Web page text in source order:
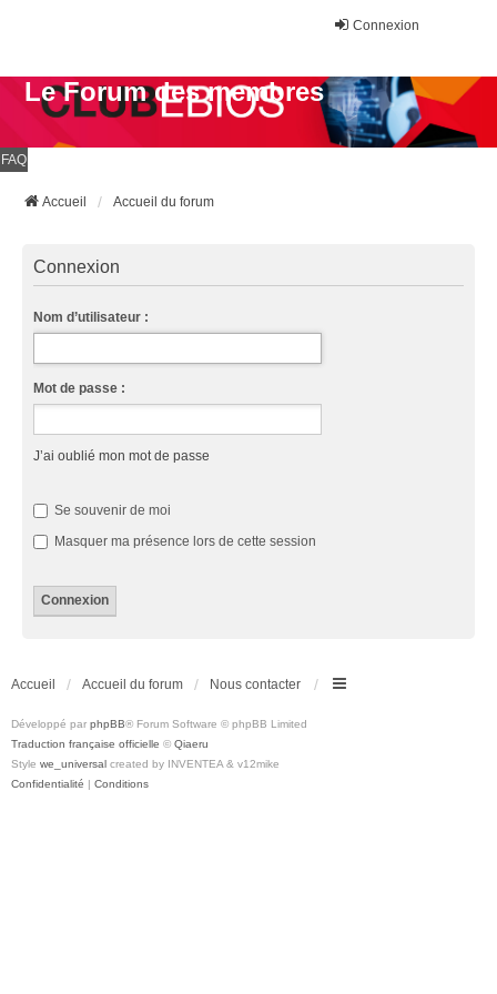
Connexion
Le Forum des membres
FAQ
Accueil Accueil du forum
Connexion
Nom d’utilisateur :
Mot de passe :
J’ai oublié mon mot de passe
Se souvenir de moi
Masquer ma présence lors de cette session
Accueil Accueil du forum Nous contacter
Développé par phpBB® Forum Software © phpBB Limited
Traduction française officielle © Qiaeru
Style we_universal created by INVENTEA & v12mike
Confidentialité | Conditions